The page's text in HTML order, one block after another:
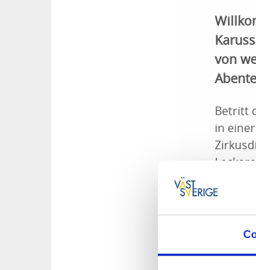
von
Betritt
in